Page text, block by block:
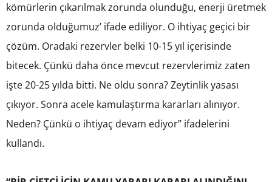
kömürlerin çıkarılmak zorunda olunduğu, enerji üretmek
zorunda olduğumuz’ ifade ediliyor. O ihtiyaç geçici bir
çözüm. Oradaki rezervler belki 10-15 yıl içerisinde
bitecek. Çünkü daha önce mevcut rezervlerimiz zaten
işte 20-25 yılda bitti. Ne oldu sonra? Zeytinlik yasası
çıkıyor. Sonra acele kamulaştırma kararları alınıyor.
Neden? Çünkü o ihtiyaç devam ediyor” ifadelerini
kullandı.